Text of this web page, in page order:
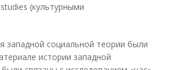
(культурными
западной социальной теории были
истории западной